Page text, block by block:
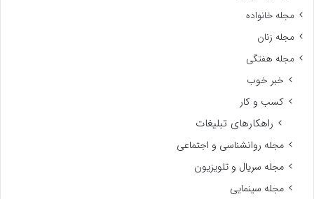
مجله خانواده
مجله زنان
مجله هفتگی
خبر خوب
کسب و کار
راهکارهای تبلیغات
مجله روانشناسی و اجتماعی
مجله سریال و تلویزیون
مجله سینمایی